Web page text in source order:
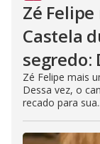
Zé
Castela
segredo:
Zé Felipe mais
Dessa vez, o
recado para